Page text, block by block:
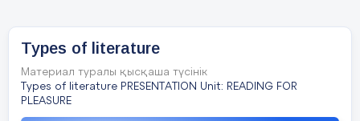
Types of literature
Материал туралы қысқаша түсінік
Types of literature PRESENTATION Unit: READING FOR
PLEASURE